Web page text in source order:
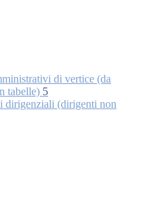
di vertice (da
tabelle) 5
dirigenziali (dirigenti non